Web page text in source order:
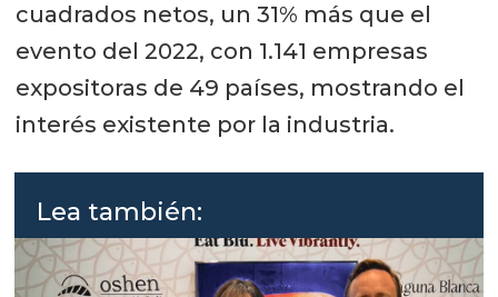
cuadrados netos, un 31% más que el
evento del 2022, con 1.141 empresas
expositoras de 49 países, mostrando el
interés existente por la industria.
Lea también: